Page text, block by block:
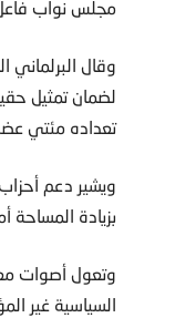
مجلس نواب
وقال البرلماني
لضمان تمثيل
تعداده مئتي
ويشير دعم أحزاب
بزيادة المساحة
وتعول أصوات
السياسية غير